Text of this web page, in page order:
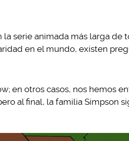
la serie animada más larga de
en el mundo, existen
en otros casos, nos hemos
al final, la familia Simpson